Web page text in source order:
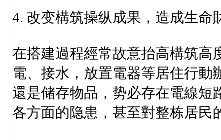
4. 改变構筑操纵成果，造成生命
在搭建過程經常故意抬高構筑高
電、接水，放置電器等居住行動
還是储存物品，势必存在電線短
各方面的隐患，甚至對整栋居民